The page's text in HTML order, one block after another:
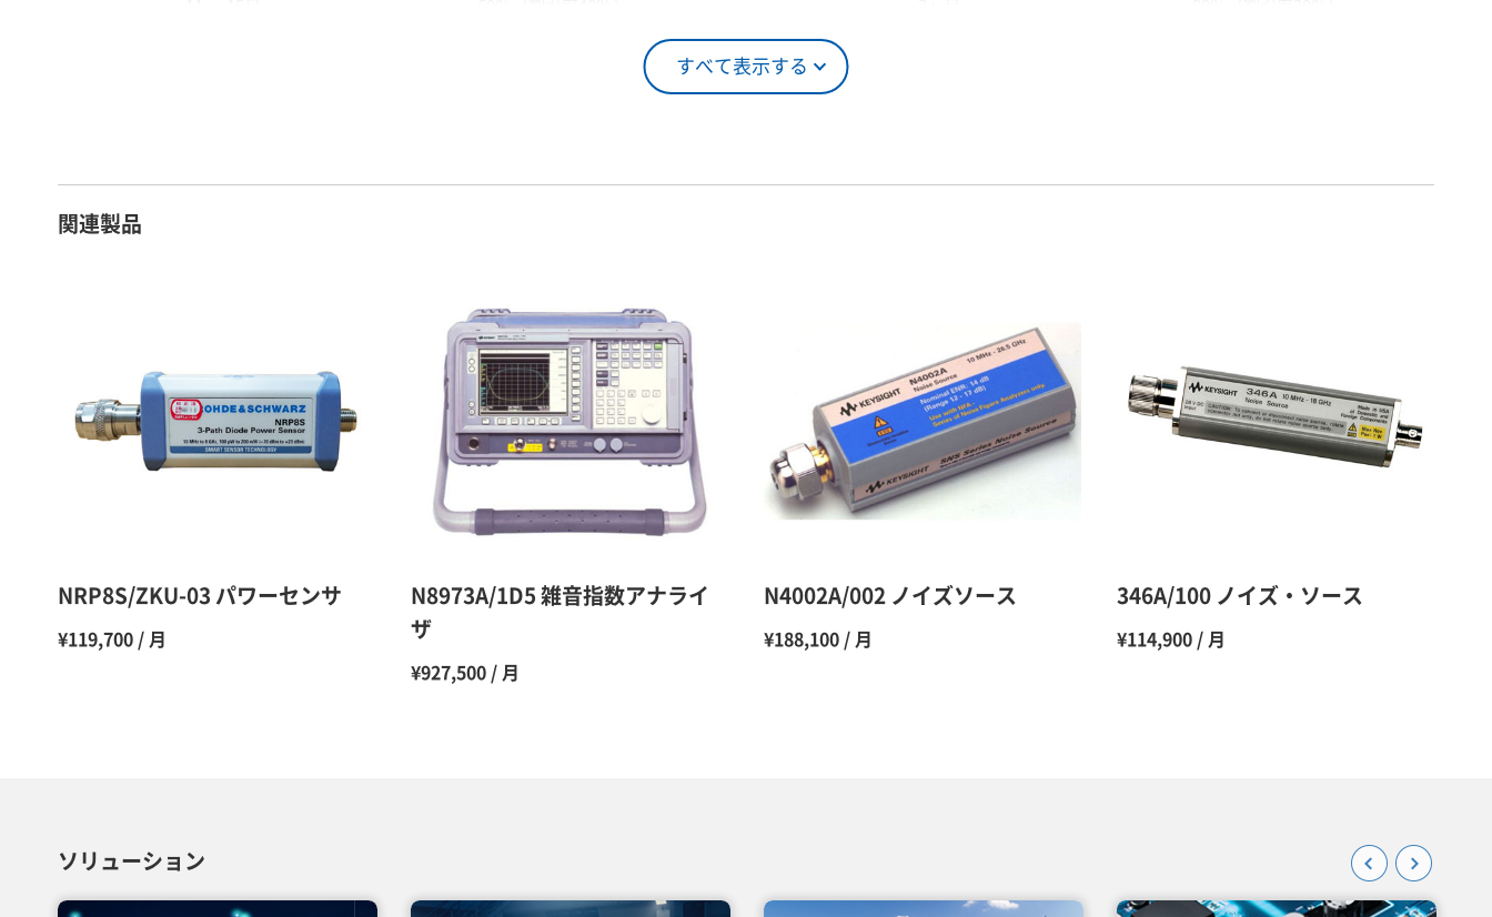
すべて表示する
26日 ～ 1ヶ月 100％（割引率 0％） 6ヶ月 65％（割引率35％）
9ヶ月 50％（割引率50％）
10ヶ月 48％（割引率52％）
11ヶ月
関連製品
NRP8S/ZKU-03 パワーセンサ
¥119,700 / 月
N8973A/1D5 雑音指数アナライ
ザ
¥927,500 / 月
N4002A/002 ノイズソース
¥188,100 / 月
346A/100 ノイズ・ソース
¥114,900 / 月
ソリューション